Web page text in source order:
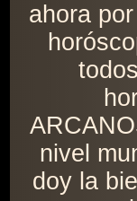
ahora
nivel
doy la